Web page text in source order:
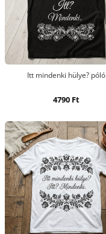
Itt mindenki hülye? póló
4790 Ft